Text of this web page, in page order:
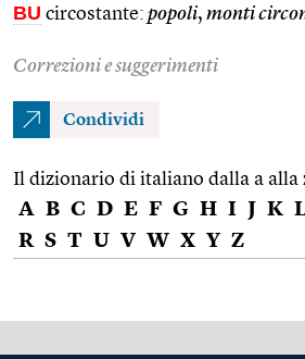
BU circostante: popoli, monti
Correzioni e suggerimenti
Condividi
Il dizionario di italiano dalla a alla
A B C D E F G H I J K
R S T U V W X Y Z